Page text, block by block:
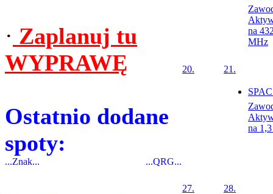
· Zaplanuj tu
WYPRAWĘ
Ostatnio dodane
spoty:
...Znak... ...QRG...
na
MHz
20. 21.
SPAC
na
27. 28.